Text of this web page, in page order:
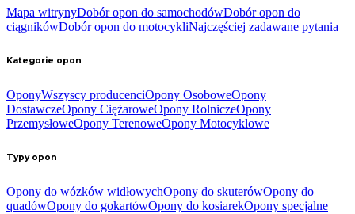
Mapa witrynyDobór opon do samochodówDobór opon do
ciągnikówDobór opon do motocykliNajczęściej zadawane pytania
Kategorie opon
OponyWszyscy producenciOpony OsoboweOpony
DostawczeOpony CiężaroweOpony RolniczeOpony
PrzemysłoweOpony TerenoweOpony Motocyklowe
Typy opon
Opony do wózków widłowychOpony do skuterówOpony do
quadówOpony do gokartówOpony do kosiarekOpony specjalne